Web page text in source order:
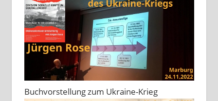
Buchvorstellung zum Ukraine-Krieg